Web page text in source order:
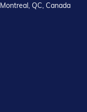
QC, Canada